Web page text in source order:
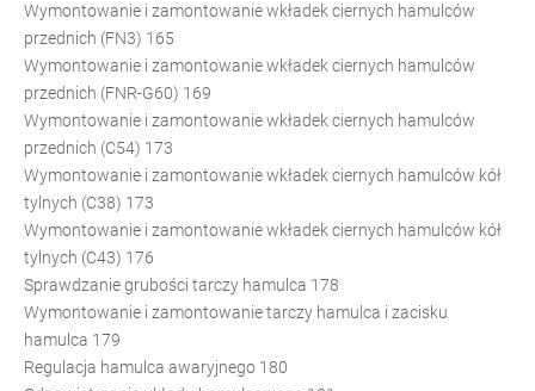
Wymontowanie i zamontowanie wkładek ciernych hamulców
przednich (FN3) 165
Wymontowanie i zamontowanie wkładek ciernych hamulców
przednich (FNR-G60) 169
Wymontowanie i zamontowanie wkładek ciernych hamulców
przednich (C54) 173
Wymontowanie i zamontowanie wkładek ciernych hamulców kół
tylnych (C38) 173
Wymontowanie i zamontowanie wkładek ciernych hamulców kół
tylnych (C43) 176
Sprawdzanie grubości tarczy hamulca 178
Wymontowanie i zamontowanie tarczy hamulca i zacisku
hamulca 179
Regulacja hamulca awaryjnego 180